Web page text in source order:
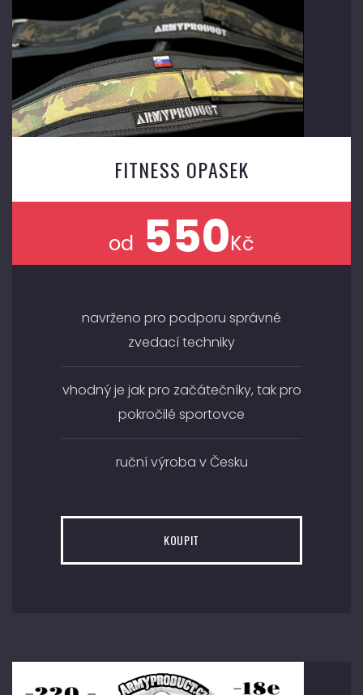
FITNESS OPASEK
od 550Kč
navrženo pro podporu správné
zvedací techniky
vhodný je jak pro začátečníky, tak pro
pokročilé sportovce
ruční výroba v Česku
KOUPIT